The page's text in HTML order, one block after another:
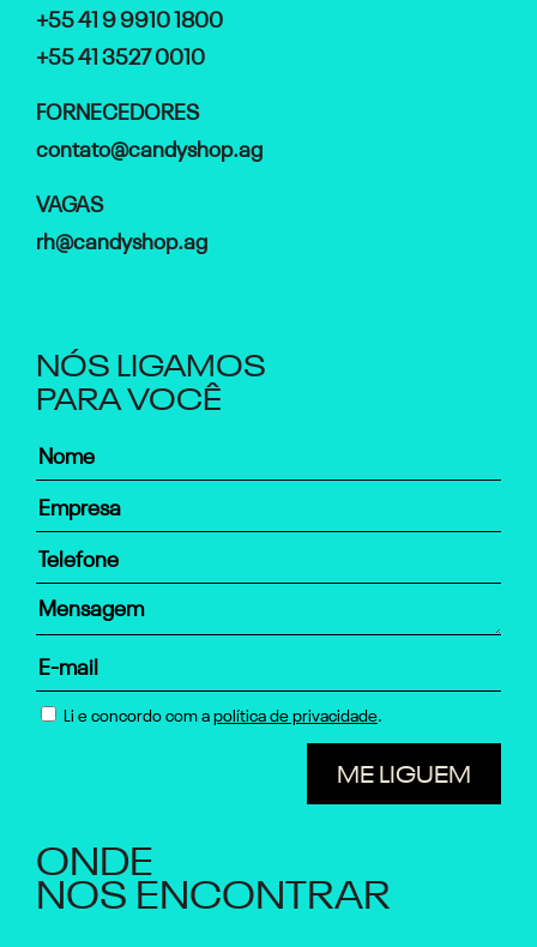
+55 41 9 9910 1800
+55 41 3527 0010
FORNECEDORES
contato@candyshop.ag
VAGAS
rh@candyshop.ag
NÓS LIGAMOS
PARA VOCÊ
Li e concordo com apolítica de privacidade.
ONDE
NOS ENCONTRAR